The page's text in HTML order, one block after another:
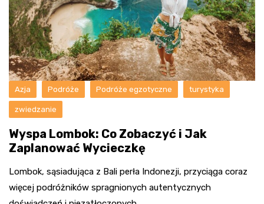
Azja Podróże Podróże egzotyczne turystyka
zwiedzanie
Wyspa Lombok: Co Zobaczyć i Jak
Zaplanować Wycieczkę
Lombok, sąsiadująca z Bali perła Indonezji, przyciąga coraz
więcej podróżników spragnionych autentycznych